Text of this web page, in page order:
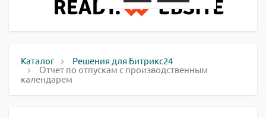
Каталог Решения для Битрикс24
Отчет по отпускам с производственным
календарем